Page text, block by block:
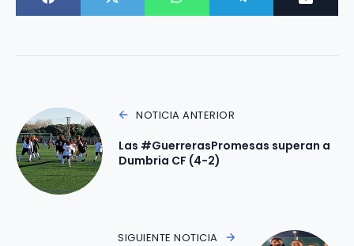
NOTICIA ANTERIOR
Las #GuerrerasPromesas superan a
Dumbria CF (4-2)
SIGUIENTE NOTICIA